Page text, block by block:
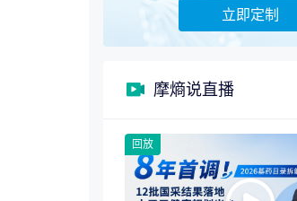
立即定制
摩熵说直播
回放